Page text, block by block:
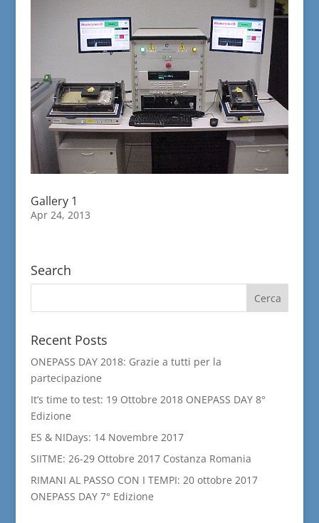
Gallery 1
Apr 24, 2013
Search
Recent Posts
ONEPASS DAY 2018: Grazie a tutti per la
partecipazione
It’s time to test: 19 Ottobre 2018 ONEPASS DAY 8°
Edizione
ES & NIDays: 14 Novembre 2017
SIITME: 26-29 Ottobre 2017 Costanza Romania
RIMANI AL PASSO CON I TEMPI: 20 ottobre 2017
ONEPASS DAY 7° Edizione